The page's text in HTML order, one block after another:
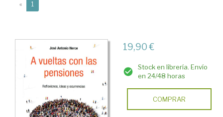
« 1
19,90 €
Stock en librería. Envío
en 24/48 horas
COMPRAR